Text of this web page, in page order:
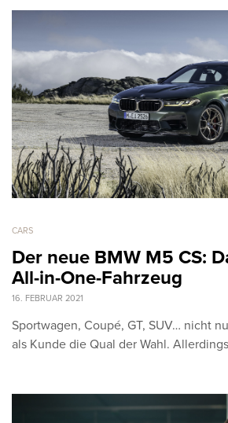
CARS
Der neue BMW M5 CS:
All-in-One-Fahrzeug
16. FEBRUAR 2021
Sportwagen, Coupé, GT, SUV… nicht
als Kunde die Qual der Wahl.